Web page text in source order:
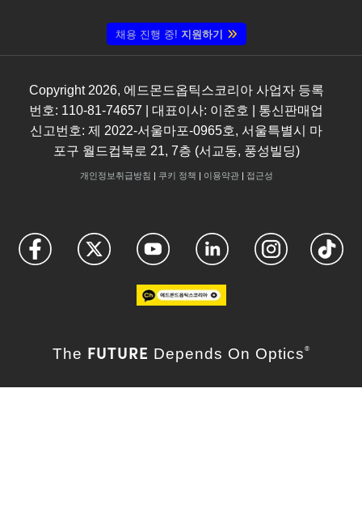
채용 진행 중! 지원하기
Copyright 2026, 에드몬드옵틱스코리아 사업자 등록
번호: 110-81-74657 | 대표이사: 이준호 | 통신판매업
신고번호: 제 2022-서울마포-0965호, 서울특별시 마
포구 월드컵북로 21, 7층 (서교동, 풍성빌딩)
개인정보취급방침 | 쿠키 정책 | 이용약관| 접근성
The FUTURE Depends On Optics ®